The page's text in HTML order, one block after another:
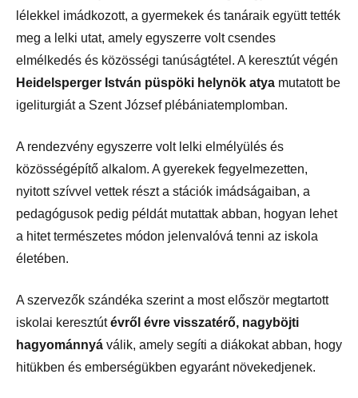
lélekkel imádkozott, a gyermekek és tanáraik együtt
tették meg a lelki utat, amely egyszerre volt csendes
elmélkedés és közösségi tanúságtétel. A keresztút
végénHeidelsperger István püspöki helynök atya
mutatott be igeliturgiát a Szent József
A rendezvény egyszerre volt lelki elmélyülés és
közösségépítő alkalom. A gyerekek fegyelmezetten,
nyitott szívvel vettek részt a stációk imádságaiban, a
pedagógusok pedig példát mutattak abban, hogyan lehet
a hitet természetes módon jelenvalóvá tenni az iskola
A szervezők szándéka szerint a most először megtartott
iskolai keresztútévről évre visszatérő, nagyböjti
hagyománnyáválik, amely segíti a diákokat abban, hogy